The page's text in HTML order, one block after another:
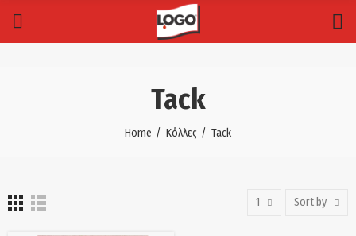
Tack
Home Κόλλες Tack
1 Sort by